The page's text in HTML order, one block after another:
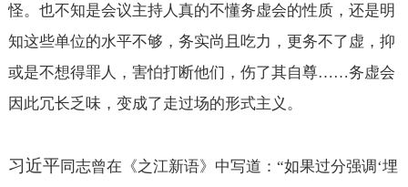
怪。也不知是会议主持人真的不懂务虚会的性质，还是明
知这些单位的水平不够，务实尚且吃力，更务不了虚，抑
或是不想得罪人，害怕打断他们，伤了其自尊……务虚会
因此冗长乏味，变成了走过场的形式主义。
习近平同志曾在《之江新语》中写道：“如果过分强调‘埋